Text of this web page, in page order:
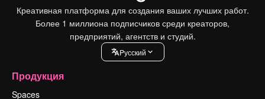
Креативная платформа для создания ваших лучших работ.
Более 1 миллиона подписчиков среди креаторов,
предприятий, агентств и студий.
Pусский
Продукция
Spaces